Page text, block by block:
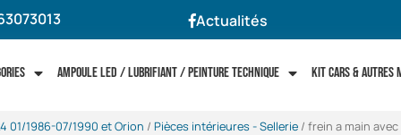
Actualités
Ampoule LED / Lubrifiant / Peinture technique Kit cars & autres
01/1986-07/1990 et Orion / Pièces intérieures - Sellerie/ frein a main